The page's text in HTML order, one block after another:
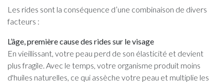
Les rides sont la conséquence d’une combinaison de divers
facteurs :
L’âge, première cause des rides sur le visage
En vieillissant, votre peau perd de son élasticité et devient
plus fragile. Avec le temps, votre organisme produit moins
d'huiles naturelles, ce qui assèche votre peau et multiplie les